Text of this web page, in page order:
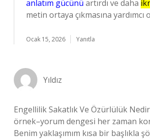
anlatım gücünü artırdı ve daha
metin ortaya çıkmasına yardımcı
Ocak 15, 2026 Yanıtla
Yıldız
Engellilik Sakatlık Ve Özürlülük
örnek–yorum dengesi her zaman
Benim yaklaşımım kısa bir başlıkla